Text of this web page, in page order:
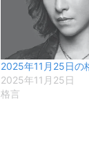
2025年11月25日の
2025年11月25日
格言